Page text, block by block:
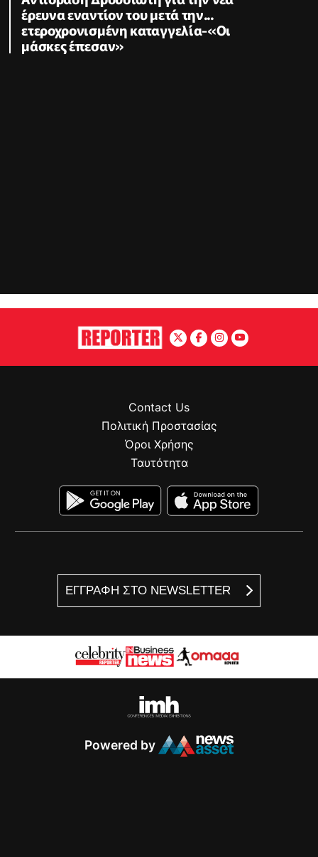
έρευνα εναντίον του μετά την...
ετεροχρονισμένη καταγγελία-«Οι
μάσκες έπεσαν»
ΕΓΓΡΑΦΗ ΣΤΟ NEWSLETTER
Contact Us
Πολιτική Προστασίας
Όροι Χρήσης
Ταυτότητα
Powered by